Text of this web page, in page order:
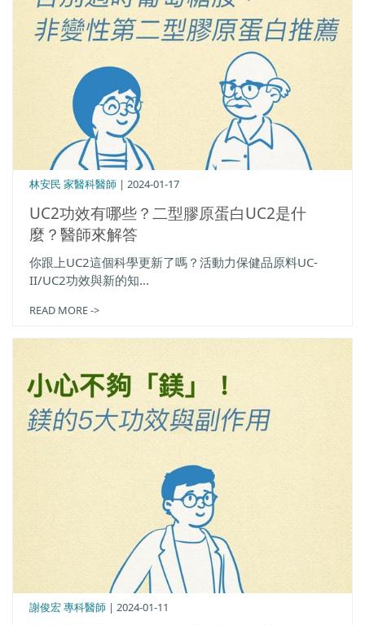
UC2功效有哪些？二型膠原蛋白UC2是什
麼？醫師來解答
林安民 家醫科醫師 | 2024-01-17
你跟上UC2這個科學更新了嗎？活動力保健品原料UC-
II/UC2功效與新的知...
READ MORE ->
謝俊宏 專科醫師 | 2024-01-11